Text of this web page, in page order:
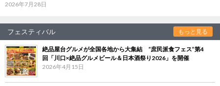
2026年7月28日
フェスティバル もっと見る
絶品屋台グルメが全国各地から大集結 “庶民派食フェス”第4
回「川口×絶品グルメビール＆日本酒祭り2026」を開催
2026年4月15日